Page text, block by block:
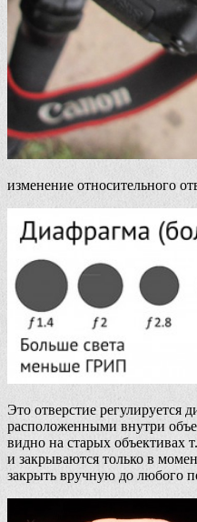
изменение относительного
Это отверстие регулируется
расположенными внутри
видно на старых объективах
и закрываются только в
закрыть вручную до любого